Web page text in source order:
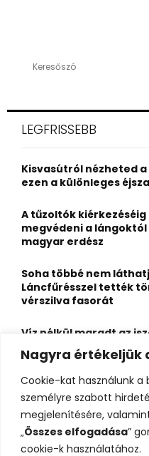
Nagyra értékeljük
Cookie-kat használunk a
személyre szabott
megjelenítésére,
„Összes elfogadása”
cookie-k használatához.
h
o
r
LEGFRISSEBB
Kisvasútról nézheted
ezen a különleges
A tűzoltók
megvédeni a
magyar erdész
Soha többé nem
Láncfűrésszel tették
vérszilva fasorát
Víz nélkül maradt az
egy kiránduló a
hegységben
Felbecsülhetetlen
leletegyüttes került elő